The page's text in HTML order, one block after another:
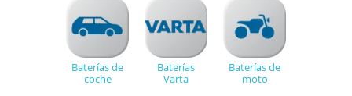
Baterías de
coche
Baterías
Varta
Baterías de
moto